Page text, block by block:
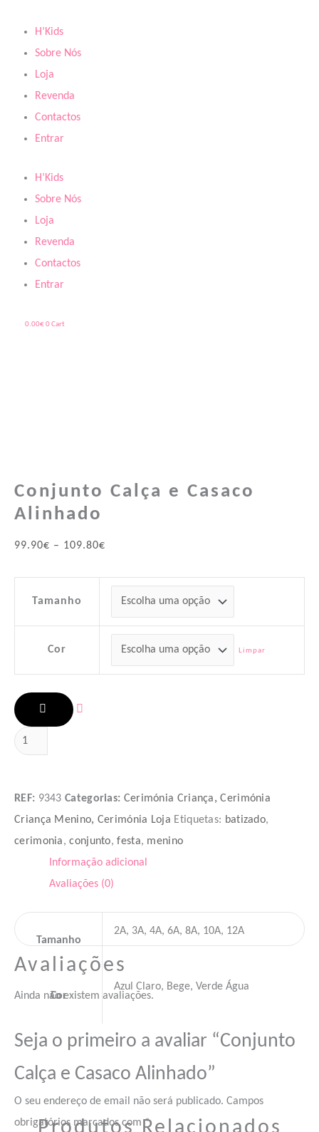
content
H’Kids
Sobre Nós
Loja
Revenda
Contactos
Entrar
H’Kids
Sobre Nós
Loja
Revenda
Contactos
Entrar
0.00€ 0Cart
Conjunto Calça e Casaco
Alinhado
99.90€ – 109.80€
Tamanho
Cor Limpar
Casaco
Alinhado
REF: 9343 Categorias: Cerimónia Criança,Cerimónia
Criança Menino, Cerimónia Loja Etiquetas: batizado,
cerimonia,conjunto,festa, menino
Informação adicional
Avaliações (0)
Tamanho
2A, 3A, 4A, 6A, 8A, 10A, 12A
Cor
Azul Claro, Bege, Verde Água
Avaliações
Ainda não existem avaliações.
Seja o primeiro a avaliar “Conjunto
Calça e Casaco Alinhado”
O seu endereço de email não será publicado. Campos
obrigatórios marcados com*